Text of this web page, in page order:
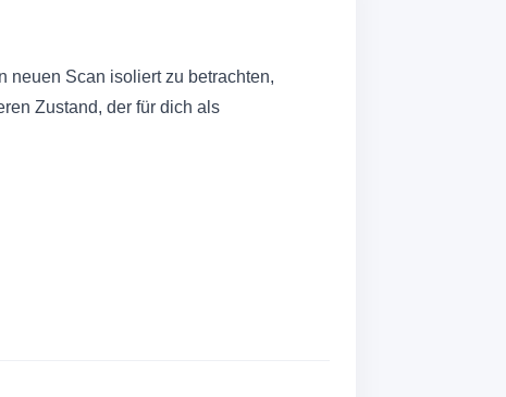
neuen Scan isoliert zu betrachten,
Zustand, der für dich als